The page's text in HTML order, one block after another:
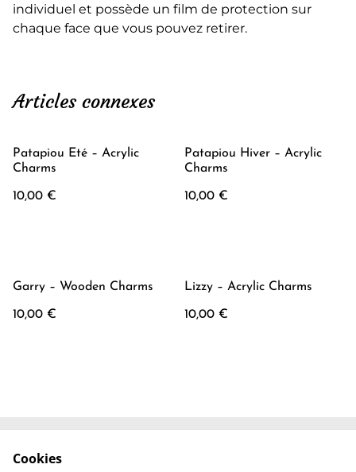
individuel et possède un film de protection sur
chaque face que vous pouvez retirer.
Articles connexes
Patapiou Eté – Acrylic
Charms
10,00 €
Patapiou Hiver – Acrylic
Charms
10,00 €
Garry – Wooden Charms
10,00 €
Lizzy – Acrylic Charms
10,00 €
Cookies